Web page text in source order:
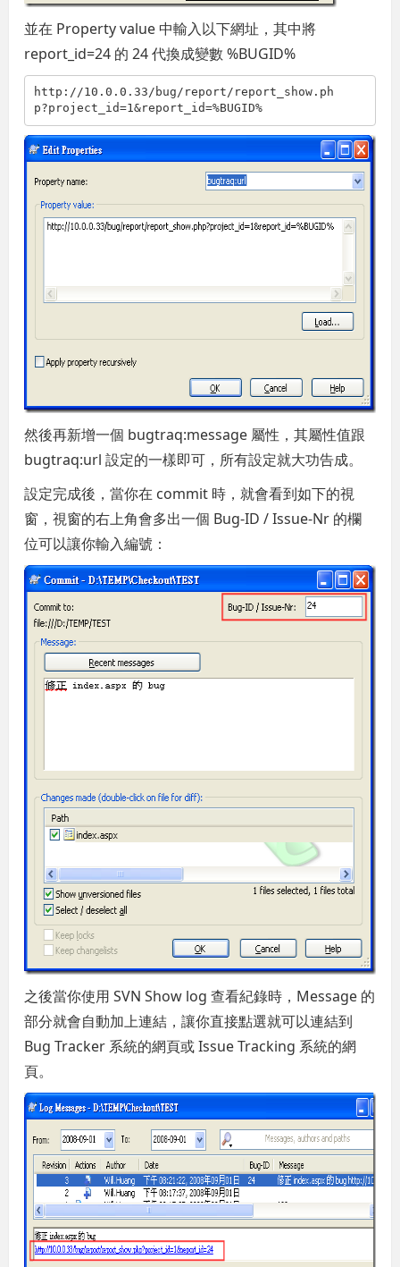
並在 Property value 中輸入以下網址，其中將
report_id=24 的 24 代換成變數 %BUGID%
http://10.0.0.33/bug/report/report_show.ph
p?project_id=1&report_id=%BUGID%
然後再新增一個 bugtraq:message 屬性，其屬性值跟
bugtraq:url 設定的一樣即可，所有設定就大功告成。
設定完成後，當你在 commit 時，就會看到如下的視
窗，視窗的右上角會多出一個 Bug-ID / Issue-Nr 的欄
位可以讓你輸入編號：
之後當你使用 SVN Show log 查看紀錄時，Message 的
部分就會自動加上連結，讓你直接點選就可以連結到
Bug Tracker 系統的網頁或 Issue Tracking 系統的網
頁。